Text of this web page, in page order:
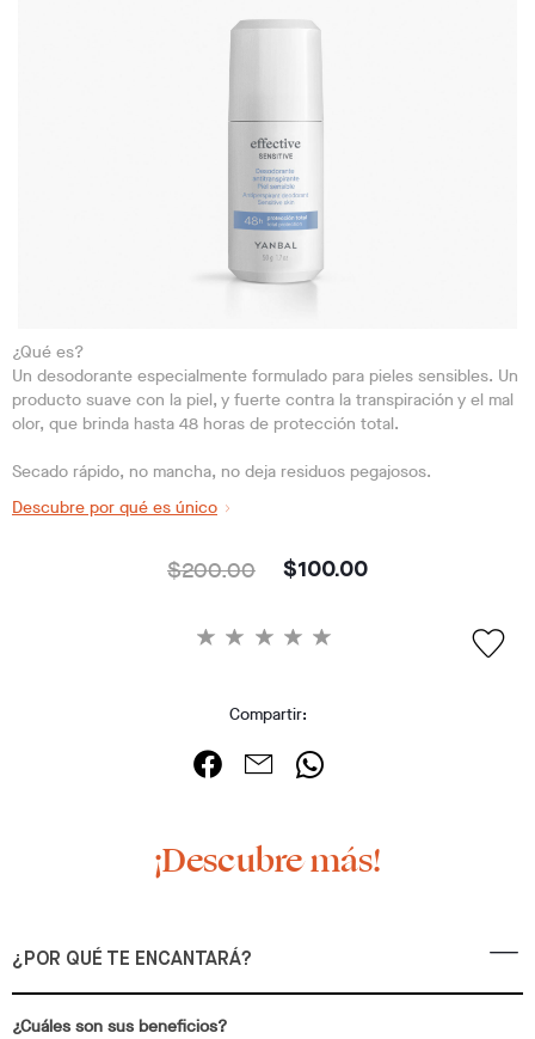
¿Qué es?
Un desodorante especialmente formulado para pieles sensibles. Un
producto suave con la piel, y fuerte contra la transpiración y el mal
olor, que brinda hasta 48 horas de protección total.
Secado rápido, no mancha, no deja residuos pegajosos.
Descubre por qué es único
$200.00 $100.00
Compartir:
¡Descubre más!
¿POR QUÉ TE ENCANTARÁ?
¿Cuáles son sus beneficios?